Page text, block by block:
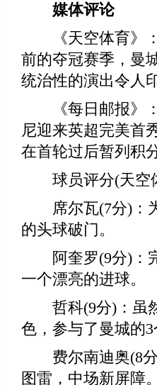
媒体评论
《天空体育》：
前的夺冠赛季，曼
统治性的演出令人
《每日邮报》：
尼迎来英超完美首
在首轮过后暂列积
球员评分(天空
席尔瓦(7分)：为
的头球破门。
阿奎罗(9分)：完
一个漂亮的进球。
哲科(9分)：虽然
色，参与了曼城的3
费尔南迪奥(8分)
图雷，中场新屏障。